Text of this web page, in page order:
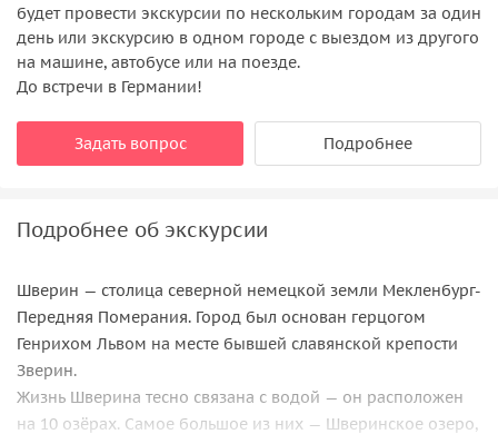
будет провести экскурсии по нескольким городам за один
день или экскурсию в одном городе с выездом из другого
на машине, автобусе или на поезде.
До встречи в Германии!
Задать вопрос Подробнее
Подробнее об экскурсии
Шверин — столица северной немецкой земли Мекленбург-
Передняя Померания. Город был основан герцогом
Генрихом Львом на месте бывшей славянской крепости
Зверин.
Жизнь Шверина тесно связана с водой — он расположен
на 10 озёрах. Самое большое из них — Шверинское озеро,